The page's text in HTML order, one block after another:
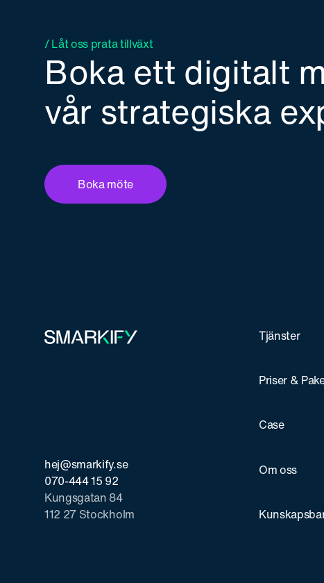
/ Låt oss prata tillväxt
Boka ett digitalt
vår strategiska
Boka möte
hej@smarkify.se
070-444 15 92
Kungsgatan 84
112 27 Stockholm
Tjänster
Priser &
Case
Om oss